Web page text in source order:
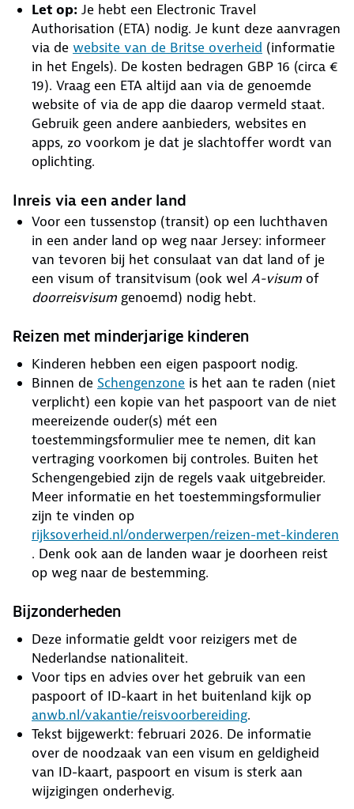
Let op: Je hebt een Electronic Travel
Authorisation (ETA) nodig. Je kunt deze aanvragen
via de website van de Britse overheid (informatie
in het Engels). De kosten bedragen GBP 16 (circa €
19). Vraag een ETA altijd aan via de genoemde
website of via de app die daarop vermeld staat.
Gebruik geen andere aanbieders, websites en
apps, zo voorkom je dat je slachtoffer wordt van
oplichting.
Inreis via een ander land
Voor een tussenstop (transit) op een luchthaven
in een ander land op weg naar Jersey: informeer
van tevoren bij het consulaat van dat land of je
een visum of transitvisum (ook wel A-visum of
doorreisvisum genoemd) nodig hebt.
Reizen met minderjarige kinderen
Kinderen hebben een eigen paspoort nodig.
Binnen de Schengenzone is het aan te raden (niet
verplicht) een kopie van het paspoort van de niet
meereizende ouder(s) mét een
toestemmingsformulier mee te nemen, dit kan
vertraging voorkomen bij controles. Buiten het
Schengengebied zijn de regels vaak uitgebreider.
Meer informatie en het toestemmingsformulier
zijn te vinden op
rijksoverheid.nl/onderwerpen/reizen-met-kinderen
. Denk ook aan de landen waar je doorheen reist
op weg naar de bestemming.
Bijzonderheden
Deze informatie geldt voor reizigers met de
Nederlandse nationaliteit.
Voor tips en advies over het gebruik van een
paspoort of ID-kaart in het buitenland kijk op
anwb.nl/vakantie/reisvoorbereiding.
Tekst bijgewerkt: februari 2026. De informatie
over de noodzaak van een visum en geldigheid
van ID-kaart, paspoort en visum is sterk aan
wijzigingen onderhevig.